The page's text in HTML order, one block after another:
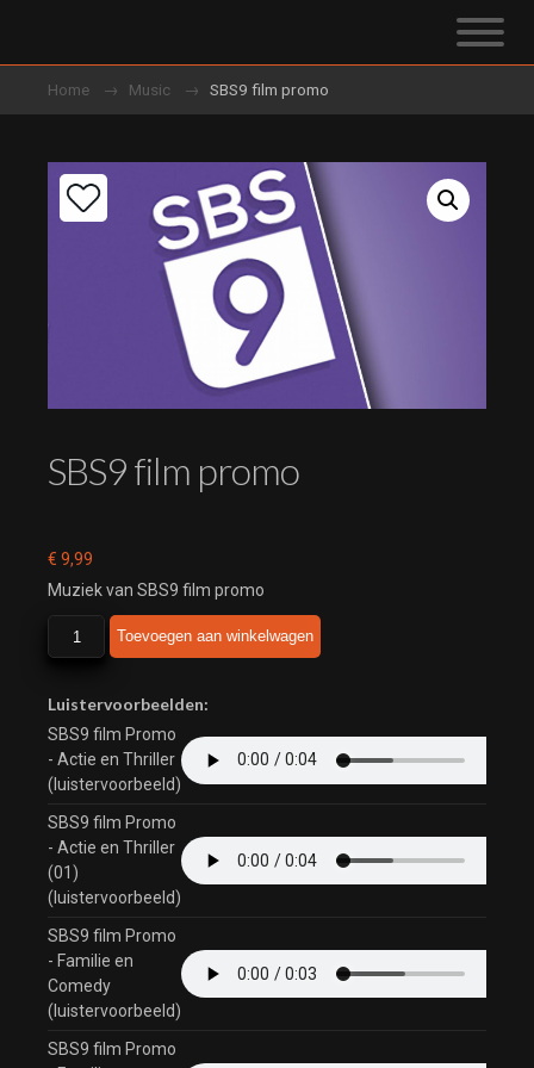
Home Music SBS9 film promo
SBS9 film promo
€ 9,99
Muziek van SBS9 film promo
film
aantal
Toevoegen aan winkelwagen
Luistervoorbeelden:
SBS9 film Promo
- Actie en Thriller
(luistervoorbeeld)
SBS9 film Promo
- Actie en Thriller
(01)
(luistervoorbeeld)
SBS9 film Promo
- Familie en
Comedy
(luistervoorbeeld)
SBS9 film Promo